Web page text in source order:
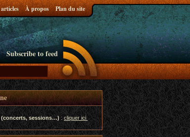
À propos Plan du site
Subscribe to feed
(concerts, sessions…):cliquer ici